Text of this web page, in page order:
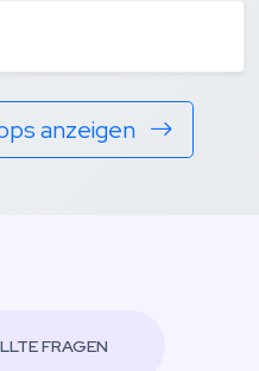
anzeigen
FRAGEN